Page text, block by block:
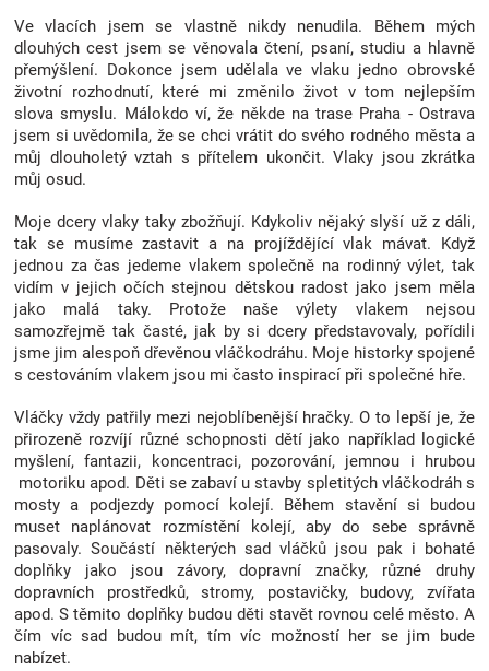
Ve vlacích jsem se vlastně nikdy nenudila. Během mých
dlouhých cest jsem se věnovala čtení, psaní, studiu a hlavně
přemýšlení. Dokonce jsem udělala ve vlaku jedno obrovské
životní rozhodnutí, které mi změnilo život v tom nejlepším
slova smyslu. Málokdo ví, že někde na trase Praha - Ostrava
jsem si uvědomila, že se chci vrátit do svého rodného města a
můj dlouholetý vztah s přítelem ukončit. Vlaky jsou zkrátka
můj osud.
Moje dcery vlaky taky zbožňují. Kdykoliv nějaký slyší už z dáli,
tak se musíme zastavit a na projíždějící vlak mávat. Když
jednou za čas jedeme vlakem společně na rodinný výlet, tak
vidím v jejich očích stejnou dětskou radost jako jsem měla
jako malá taky. Protože naše výlety vlakem nejsou
samozřejmě tak časté, jak by si dcery představovaly, pořídili
jsme jim alespoň dřevěnou vláčkodráhu. Moje historky spojené
s cestováním vlakem jsou mi často inspirací při společné hře.
Vláčky vždy patřily mezi nejoblíbenější hračky. O to lepší je, že
přirozeně rozvíjí různé schopnosti dětí jako například logické
myšlení, fantazii, koncentraci, pozorování, jemnou i hrubou
motoriku apod. Děti se zabaví u stavby spletitých vláčkodráh s
mosty a podjezdy pomocí kolejí. Během stavění si budou
muset naplánovat rozmístění kolejí, aby do sebe správně
pasovaly. Součástí některých sad vláčků jsou pak i bohaté
doplňky jako jsou závory, dopravní značky, různé druhy
dopravních prostředků, stromy, postavičky, budovy, zvířata
apod. S těmito doplňky budou děti stavět rovnou celé město. A
čím víc sad budou mít, tím víc možností her se jim bude
nabízet.